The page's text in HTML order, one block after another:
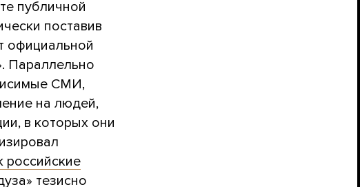
публичной
поставив
официальной
Параллельно
СМИ,
на людей,
в которых они
российские
тезисно